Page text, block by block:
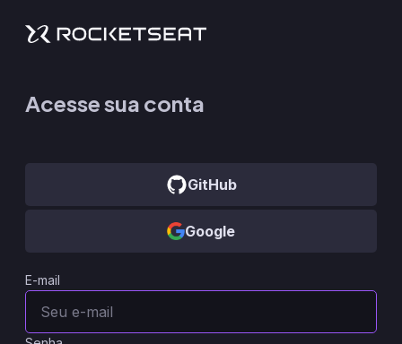
Acesse sua conta
GitHub
Google
E-mail